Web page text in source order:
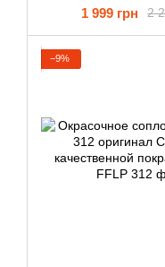
2
1 999 грн
−9%